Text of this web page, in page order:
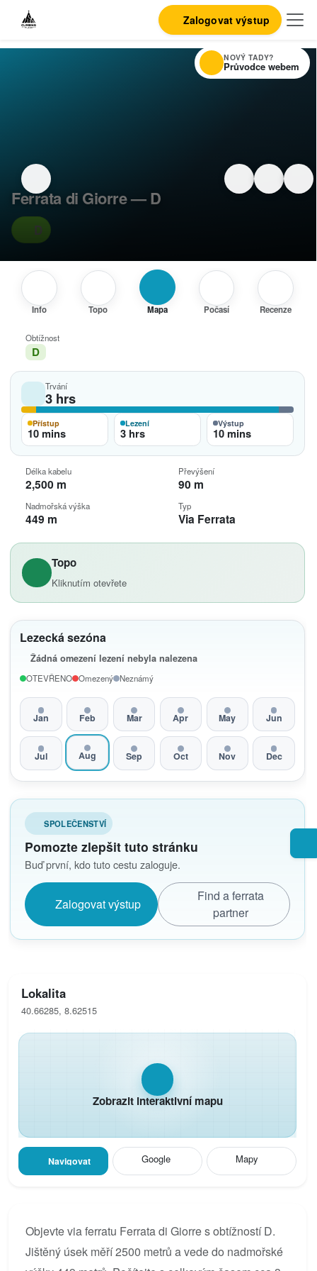
Zalogovat výstup
Ferrata di Giorre — D
D
Info Topo Mapa Počasí Recenze
Topo
Kliknutím otevřete
Lezecká sezóna
Žádná omezení lezení nebyla nalezena
OTEVŘENO Omezený Neznámý
Jan Feb Mar Apr May Jun
Jul Aug Sep Oct Nov Dec
SPOLEČENSTVÍ
Pomozte zlepšit tuto stránku
Buď první, kdo tuto cestu zaloguje.
Zalogovat výstup
Find a ferrata
partner
Obtížnost
D
Trvání
3 hrs
Přístup
10 mins
Lezení
3 hrs
Výstup
10 mins
Délka kabelu
2,500 m
Převýšení
90 m
Nadmořská výška
449 m
Typ
Via Ferrata
Lokalita
40.66285, 8.62515
Zobrazit interaktivní mapu
Navigovat Google Mapy
Objevte via ferratu Ferrata di Giorre s obtížností D.
Jištěný úsek měří 2500 metrů a vede do nadmořské
NOVÝ TADY?
Průvodce webem